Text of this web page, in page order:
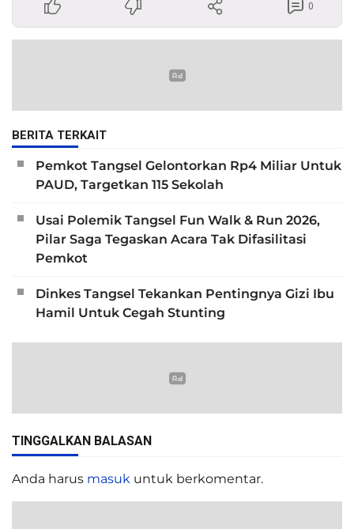
0
BERITA TERKAIT
Pemkot Tangsel Gelontorkan Rp4 Miliar Untuk
PAUD, Targetkan 115 Sekolah
Usai Polemik Tangsel Fun Walk & Run 2026,
Pilar Saga Tegaskan Acara Tak Difasilitasi
Pemkot
Dinkes Tangsel Tekankan Pentingnya Gizi Ibu
Hamil Untuk Cegah Stunting
TINGGALKAN BALASAN
Anda harus masuk untuk berkomentar.